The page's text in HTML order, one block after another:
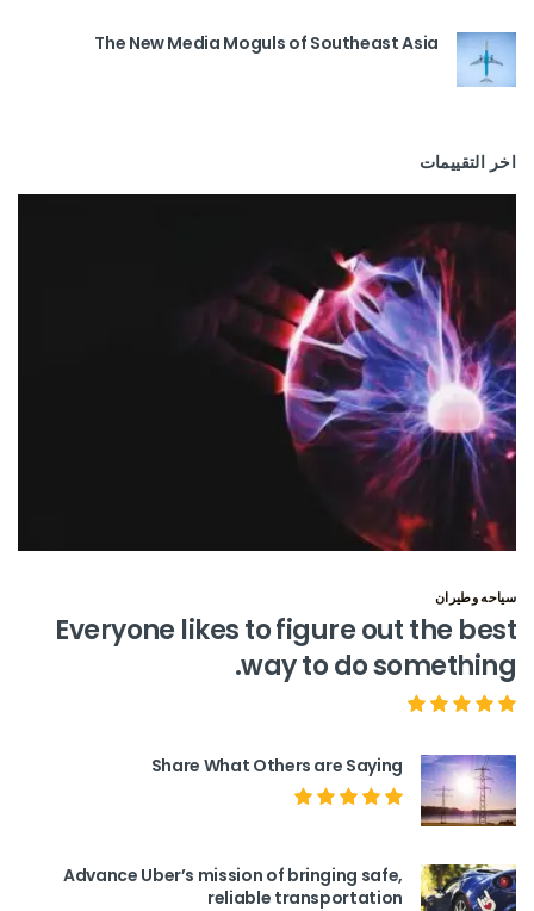
The New Media Moguls of Southeast Asia
اخر التقييمات
سياحه وطيران
Everyone likes to figure out the best
way to do something.
Share What Others are Saying
Advance Uber’s mission of bringing safe,
reliable transportation